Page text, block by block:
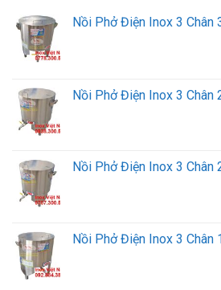
Nồi Phở Điện Inox 3 Chân
Nồi Phở Điện Inox 3 Chân
Nồi Phở Điện Inox 3 Chân
Nồi Phở Điện Inox 3 Chân